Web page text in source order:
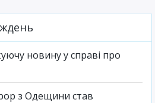
новину у справі про
з Одещини став